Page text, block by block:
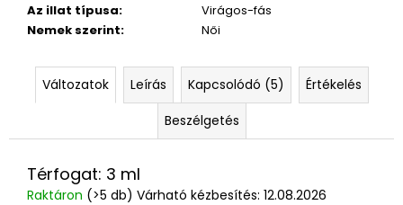
Az illat típusa:
Virágos-fás
Nemek szerint: Női
Változatok Leírás Kapcsolódó (5)
Értékelés
Beszélgetés
Térfogat: 3 ml
Raktáron (>5 db) Várható kézbesítés: 12.08.2026